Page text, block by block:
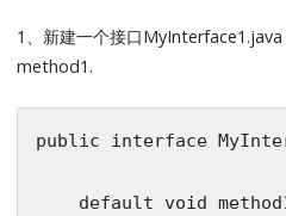
1、新建一个接口
method1.
public interface
default void